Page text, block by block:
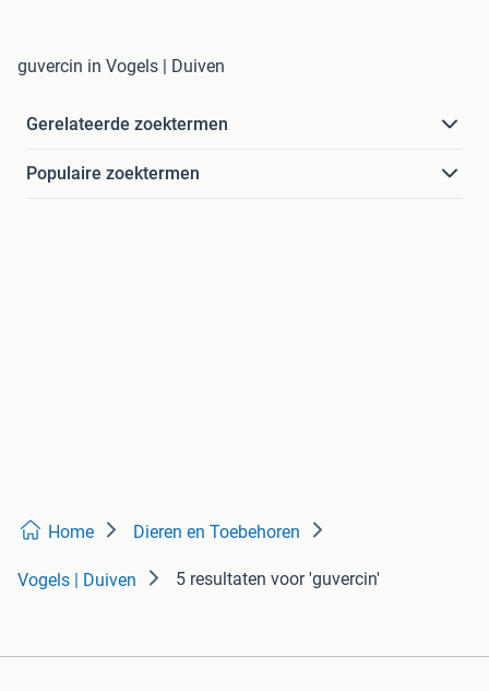
guvercin in Vogels | Duiven
Gerelateerde zoektermen
Populaire zoektermen
Home Dieren en Toebehoren
Vogels | Duiven 5 resultaten voor 'guvercin'